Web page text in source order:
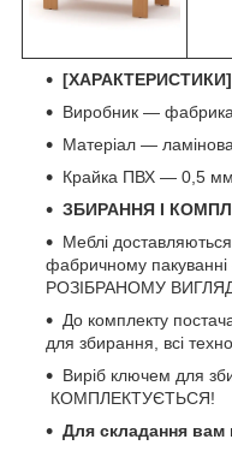
[ХАРАКТЕРИСТИКИ]
Виробник —
Матеріал —
Крайка ПВХ — 0,5
ЗБИРАННЯ І
Меблі
фабричному
РОЗІБРАНОМУ
До комплекту
для збирання, всі
Виріб ключем для
КОМПЛЕКТУЄТЬСЯ!
Для складання вам